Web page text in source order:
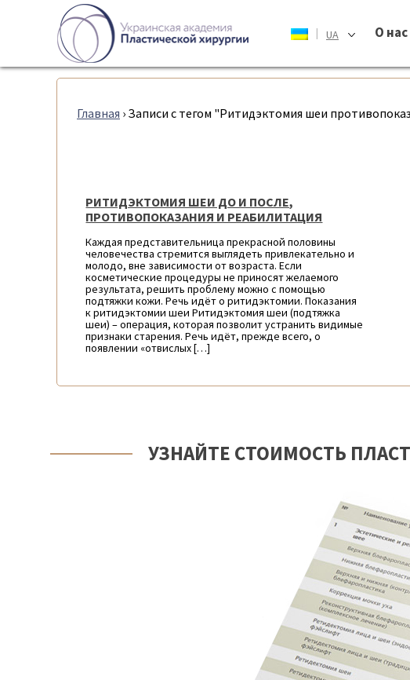
| UA О нас
Главная › Записи с тегом "Ритидэктомия шеи
РИТИДЭКТОМИЯ ШЕИ ДО И ПОСЛЕ,
ПРОТИВОПОКАЗАНИЯ И РЕАБИЛИТАЦИЯ
Каждая представительница прекрасной половины
человечества стремится выглядеть привлекательно и
молодо, вне зависимости от возраста. Если
косметические процедуры не приносят желаемого
результата, решить проблему можно с помощью
подтяжки кожи. Речь идёт о ритидэктомии. Показания
к ритидэктомии шеи Ритидэктомия шеи (подтяжка
шеи) – операция, которая позволит устранить видимые
признаки старения. Речь идёт, прежде всего, о
появлении «отвислых […]
УЗНАЙТЕ СТОИМОСТЬ